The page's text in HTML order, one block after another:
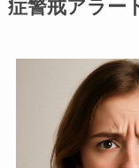
症警戒アラー